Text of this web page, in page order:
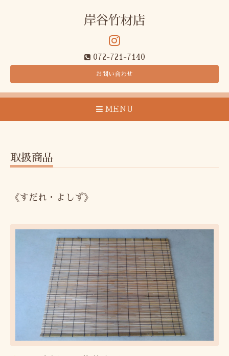
岸谷竹材店
072-721-7140
お問い合わせ
MENU
取扱商品
《すだれ・よしず》